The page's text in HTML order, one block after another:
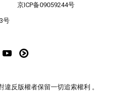
京ICP备09059244号
号
反版權者保留一切追索權利 。